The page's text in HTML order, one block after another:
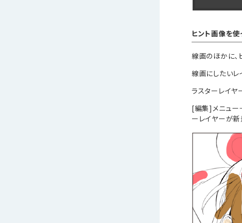
ヒント画像を使
線画のほかに、
線画にしたいレ
ラスターレイヤ
[編集]メニュー
ーレイヤーが新